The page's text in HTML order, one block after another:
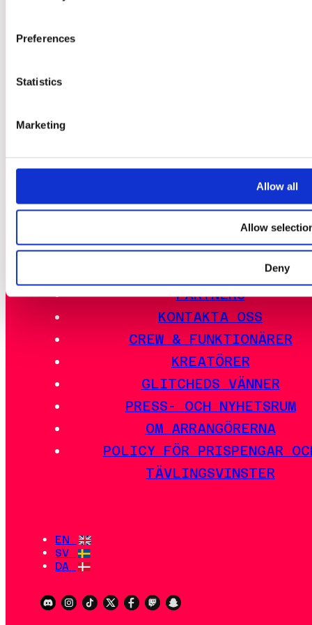
Preferences
Statistics
Marketing
Allow all
Allow
Deny
ESPORT
GLITCHED CARD FESTIVAL
ARTIST ALLEY
INDIEZONE
PARTNERS
KONTAKTA OSS
CREW & FUNKTIONÄRER
KREATÖRER
GLITCHEDS VÄNNER
PRESS- OCH NYHETSRUM
OM ARRANGÖRERNA
POLICY FÖR PRISPENGAR
TÄVLINGSVINSTER
EN
SV
DA